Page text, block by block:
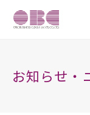
お知らせ・